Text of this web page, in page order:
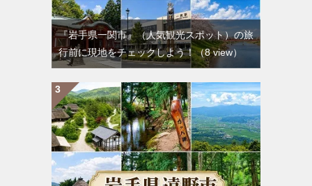
『岩手県一関市』（人気観光スポット）の旅
行前に現地をチェックしよう！（8 view）